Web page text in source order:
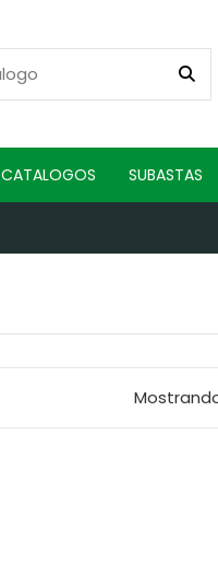
CATALOGOS SUBASTAS